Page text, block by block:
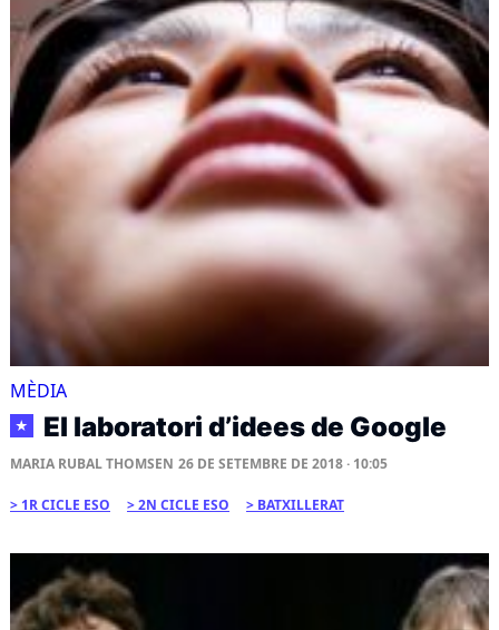
MÈDIA
★ El laboratori d’idees de Google
MARIA RUBAL THOMSEN 26 DE SETEMBRE DE 2018 · 10:05
1R CICLE ESO 2N CICLE ESO BATXILLERAT